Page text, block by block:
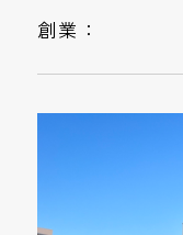
創業：